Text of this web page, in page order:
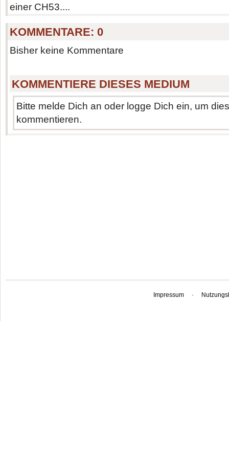
einer CH53....
KOMMENTARE:0
Bisher keine Kommentare
KOMMENTIERE DIESES MEDIUM
Bitte melde Dich an oder logge Dich ein, um
kommentieren.
Impressum ·